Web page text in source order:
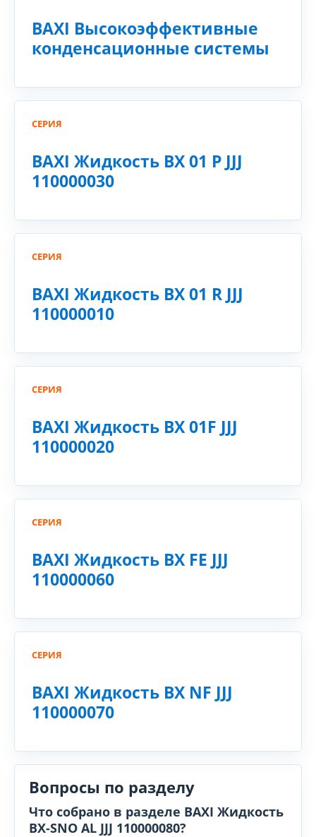
BAXI Высокоэффективные
конденсационные системы
СЕРИЯ
BAXI Жидкость BX 01 P JJJ
110000030
СЕРИЯ
BAXI Жидкость BX 01 R JJJ
110000010
СЕРИЯ
BAXI Жидкость BX 01F JJJ
110000020
СЕРИЯ
BAXI Жидкость BX FE JJJ
110000060
СЕРИЯ
BAXI Жидкость BX NF JJJ
110000070
Вопросы по разделу
Что собрано в разделе BAXI Жидкость
BX-SNO AL JJJ 110000080?